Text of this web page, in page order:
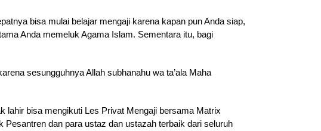
bisa mulai belajar mengaji karena kapan pun Anda siap,
Anda memeluk Agama Islam. Sementara itu, bagi
sesungguhnya Allah subhanahu wa ta’ala Maha
lahir bisa mengikuti Les Privat Mengaji bersama Matrix
dan para ustaz dan ustazah terbaik dari seluruh